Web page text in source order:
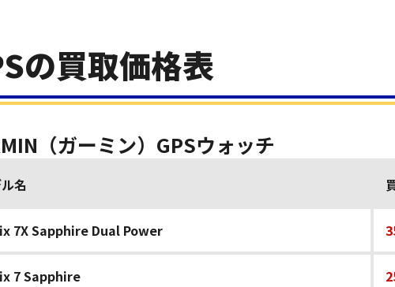
の買取価格表
（ガーミン）GPSウォッチ
名
7X Sapphire Dual Power
7 Sapphire